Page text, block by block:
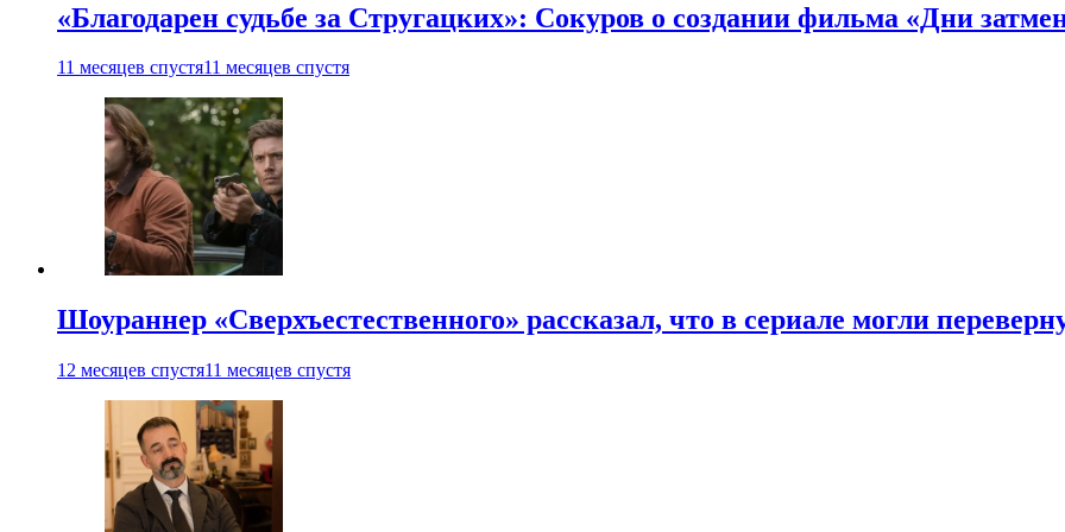
«Благодарен судьбе за Стругацких»: Сокуров о создании фильма «Дни
11 месяцев спустя11 месяцев спустя
Шоураннер «Сверхъестественного» рассказал, что в сериале могли
12 месяцев спустя11 месяцев спустя